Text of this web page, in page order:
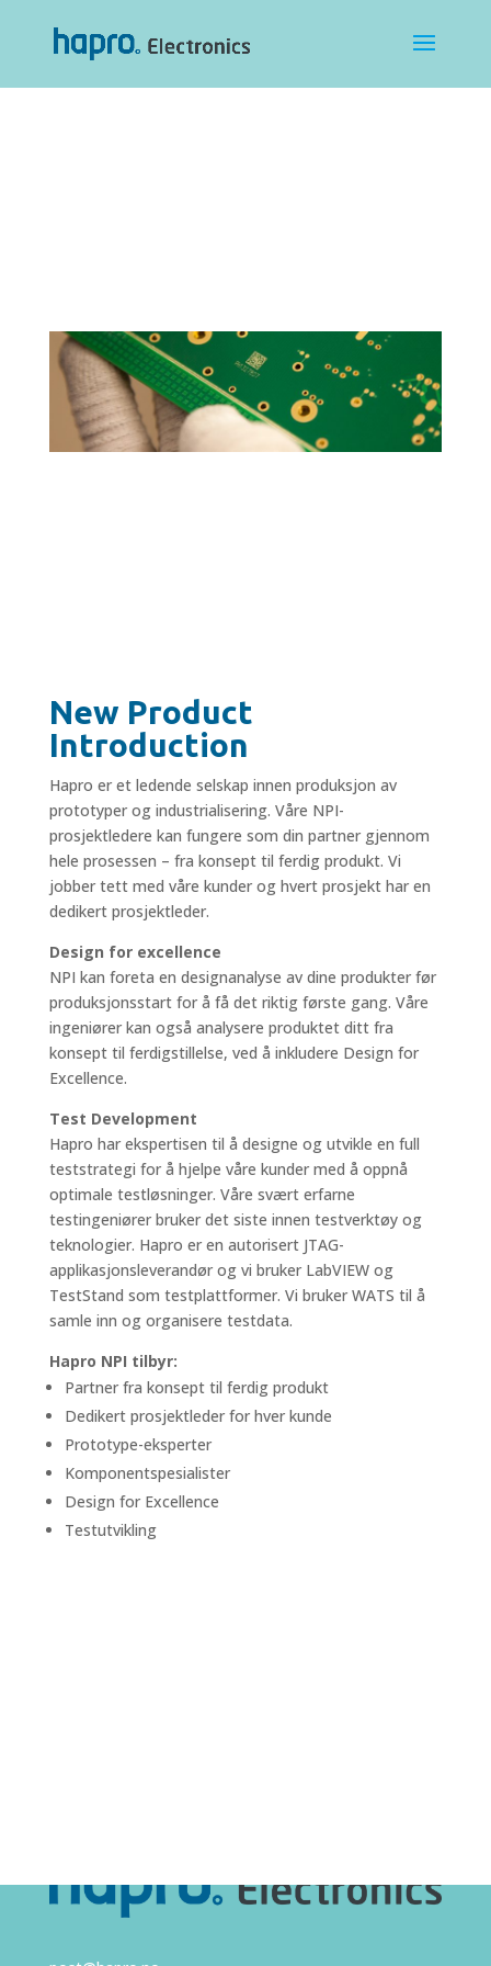
New Product
Introduction
Hapro er et ledende selskap innen produksjon av
prototyper og industrialisering. Våre NPI-
prosjektledere kan fungere som din partner gjennom
hele prosessen – fra konsept til ferdig produkt. Vi
jobber tett med våre kunder og hvert prosjekt har en
dedikert prosjektleder.
Design for excellence
NPI kan foreta en designanalyse av dine produkter før
produksjonsstart for å få det riktig første gang. Våre
ingeniører kan også analysere produktet ditt fra
konsept til ferdigstillelse, ved å inkludere Design for
Excellence.
Test Development
Hapro har ekspertisen til å designe og utvikle en full
teststrategi for å hjelpe våre kunder med å oppnå
optimale testløsninger. Våre svært erfarne
testingeniører bruker det siste innen testverktøy og
teknologier. Hapro er en autorisert JTAG-
applikasjonsleverandør og vi bruker LabVIEW og
TestStand som testplattformer. Vi bruker WATS til å
samle inn og organisere testdata.
Hapro NPI tilbyr:
Partner fra konsept til ferdig produkt
Dedikert prosjektleder for hver kunde
Prototype-eksperter
Komponentspesialister
Design for Excellence
Testutvikling